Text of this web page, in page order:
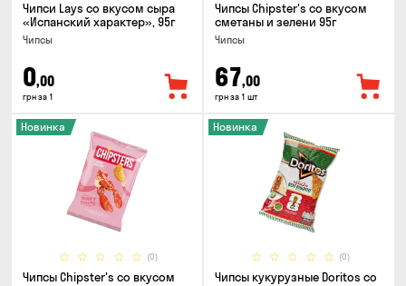
Чипси Lays со вкусом сыра
«Испанский характер», 95г
Чипсы
0,00
грн за 1
Чипсы Chipster's со вкусом
сметаны и зелени 95г
Чипсы
67,00
грн за 1 шт
(0)
Новинка
Чипсы Chipster's со вкусом
(0)
Новинка
Чипсы кукурузные Doritos со